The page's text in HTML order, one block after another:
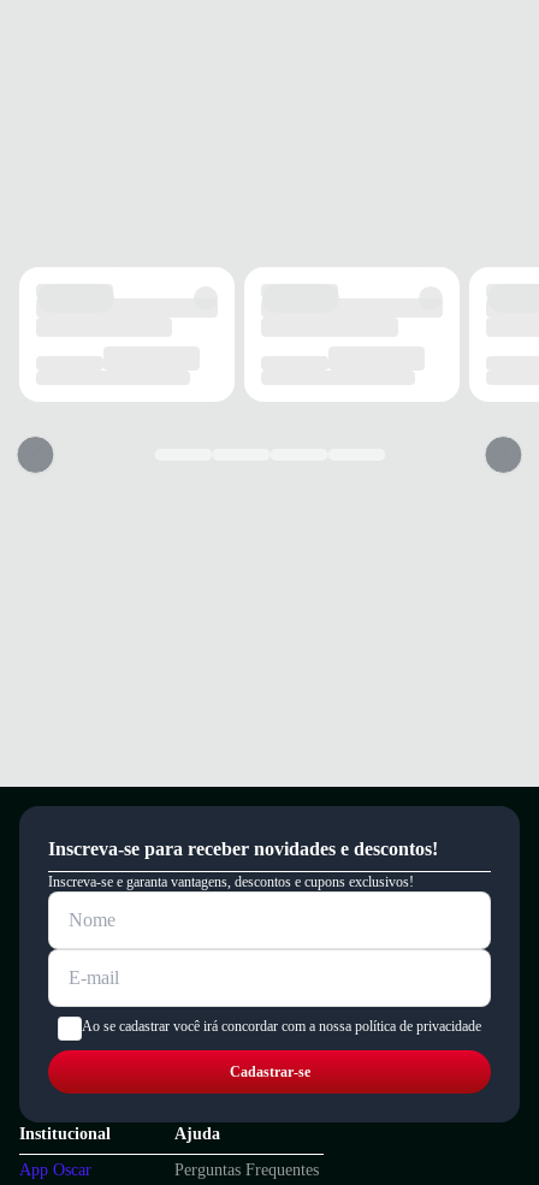
Inscreva-se para receber novidades e descontos!
Inscreva-se e garanta vantagens, descontos e cupons exclusivos!
Ao se cadastrar você irá concordar com a nossa política de privacidade
Cadastrar-se
Institucional
App Oscar
Ajuda
Perguntas Frequentes